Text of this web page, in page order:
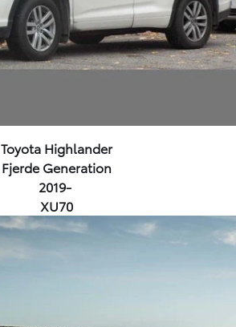
Toyota Highlander
Fjerde Generation
2019-
XU70